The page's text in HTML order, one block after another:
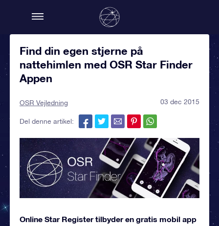
Find din egen stjerne på
nattehimlen med OSR Star Finder
Appen
OSR Vejledning 03 dec 2015
Del denne artikel:
Online Star Register tilbyder en gratis mobil app